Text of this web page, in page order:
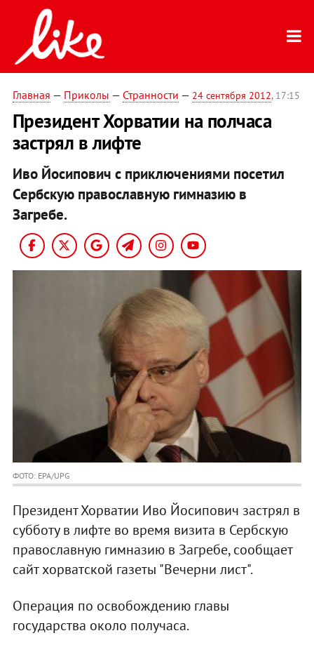
Главная — Приколы — Странности — 24 сентября 2012, 17:15
Президент Хорватии на полчаса
застрял в лифте
Иво Йосипович с приключениями посетил
Сербскую православную гимназию в
Загребе.
ФОТО: EPA/UPG
Президент Хорватии Иво Йосипович застрял в
субботу в лифте во время визита в Сербскую
православную гимназию в Загребе, сообщает
сайт хорватской газеты "Вечерни лист".
Операция по освобождению главы
государства около получаса.